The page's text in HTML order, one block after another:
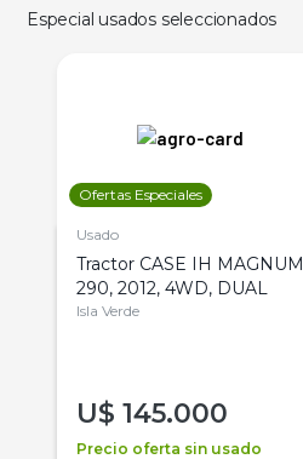
Especial usados seleccionados
Ofertas Especiales
Usado
Tractor CASE IH MAGNUM
290, 2012, 4WD, DUAL
Isla Verde
U$ 145.000
Precio oferta sin usado